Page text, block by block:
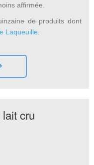
affirmée.
de produits dont
Laqueuille
cru